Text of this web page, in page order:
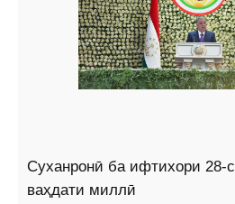
Суханронӣ ба ифтихори 28-
ваҳдати миллӣ